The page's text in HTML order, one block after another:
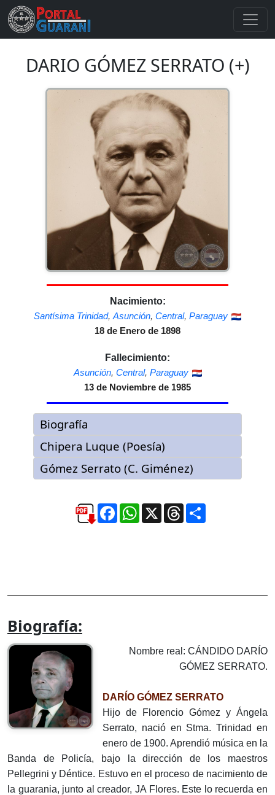
DARIO GÓMEZ SERRATO (+)
Nacimiento:
Santísima Trinidad, Asunción, Central, Paraguay
18 de Enero de 1898
Fallecimiento:
Asunción, Central, Paraguay
13 de Noviembre de 1985
FacebookWhatsApp
X ThreadsCompartir
Biografía:
Nombre real: CÁNDIDO DARÍO
GÓMEZ SERRATO.
DARÍO GÓMEZ SERRATO
Hijo de Florencio Gómez y Ángela
Serrato, nació en Stma. Trinidad en
enero de 1900. Aprendió música en la
Banda de Policía, bajo la dirección de los maestros
Pellegrini y Déntice. Estuvo en el proceso de nacimiento de
la guarania, junto al creador, JA Flores. Este lo recuerda en